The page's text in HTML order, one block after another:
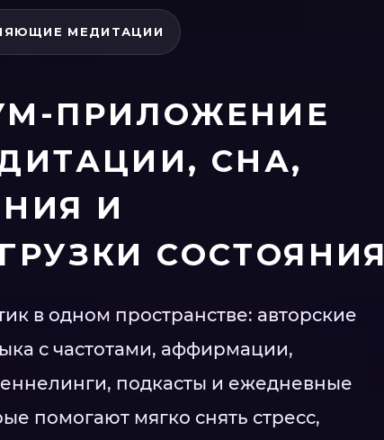
МЕДИТАЦИИ
ПРИЛОЖЕНИЕ
СНА,
И
СОСТОЯНИЯ
в одном пространстве: авторские
с частотами, аффирмации,
подкасты и ежедневные
помогают мягко снять стресс,